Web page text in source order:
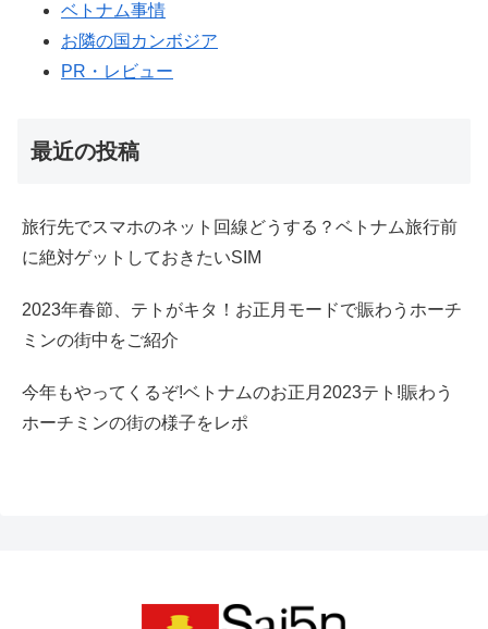
ベトナム事情
お隣の国カンボジア
PR・レビュー
最近の投稿
旅行先でスマホのネット回線どうする？ベトナム旅行前
に絶対ゲットしておきたいSIM
2023年春節、テトがキタ！お正月モードで賑わうホーチ
ミンの街中をご紹介
今年もやってくるぞ!ベトナムのお正月2023テト!賑わう
ホーチミンの街の様子をレポ